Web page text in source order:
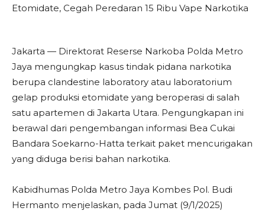
Etomidate, Cegah Peredaran 15 Ribu Vape Narkotika
Jakarta — Direktorat Reserse Narkoba Polda Metro
Jaya mengungkap kasus tindak pidana narkotika
berupa clandestine laboratory atau laboratorium
gelap produksi etomidate yang beroperasi di salah
satu apartemen di Jakarta Utara. Pengungkapan ini
berawal dari pengembangan informasi Bea Cukai
Bandara Soekarno-Hatta terkait paket mencurigakan
yang diduga berisi bahan narkotika.
Kabidhumas Polda Metro Jaya Kombes Pol. Budi
Hermanto menjelaskan, pada Jumat (9/1/2025)